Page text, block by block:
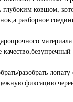
ковшом,
разборное
разобрать
фиксацию